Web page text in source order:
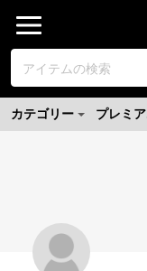
カテゴリー プレミ